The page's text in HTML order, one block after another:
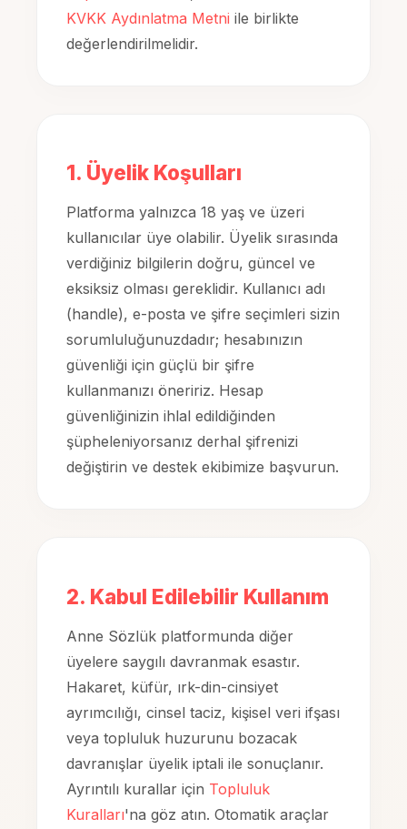
KVKK Aydınlatma Metni ile birlikte
değerlendirilmelidir.
1. Üyelik Koşulları
Platforma yalnızca 18 yaş ve üzeri
kullanıcılar üye olabilir. Üyelik sırasında
verdiğiniz bilgilerin doğru, güncel ve
eksiksiz olması gereklidir. Kullanıcı adı
(handle), e-posta ve şifre seçimleri sizin
sorumluluğunuzdadır; hesabınızın
güvenliği için güçlü bir şifre
kullanmanızı öneririz. Hesap
güvenliğinizin ihlal edildiğinden
şüpheleniyorsanız derhal şifrenizi
değiştirin ve destek ekibimize başvurun.
2. Kabul Edilebilir Kullanım
Anne Sözlük platformunda diğer
üyelere saygılı davranmak esastır.
Hakaret, küfür, ırk-din-cinsiyet
ayrımcılığı, cinsel taciz, kişisel veri ifşası
veya topluluk huzurunu bozacak
davranışlar üyelik iptali ile sonuçlanır.
Ayrıntılı kurallar için Topluluk
Kuralları'na göz atın. Otomatik araçlar